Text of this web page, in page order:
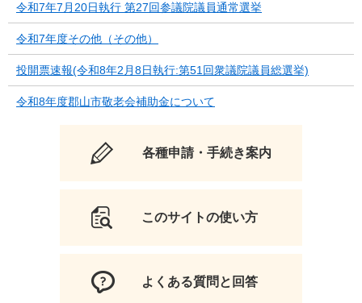
令和7年7月20日執行 第27回参議院議員通常選挙
令和7年度その他（その他）
投開票速報(令和8年2月8日執行:第51回衆議院議員総選挙)
令和8年度郡山市敬老会補助金について
各種申請・手続き案内
このサイトの使い方
よくある質問と回答